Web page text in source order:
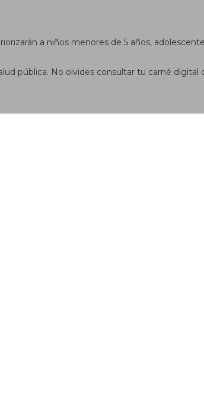
a niños menores de 5 años,
pública. No olvides consultar tu carné digital